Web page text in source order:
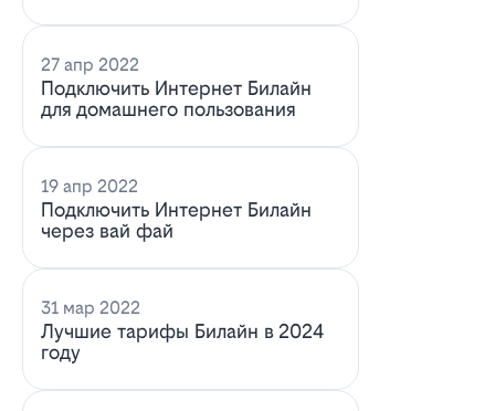
27 апр 2022
Подключить Интернет Билайн
для домашнего пользования
19 апр 2022
Подключить Интернет Билайн
через вай фай
31 мар 2022
Лучшие тарифы Билайн в 2024
году